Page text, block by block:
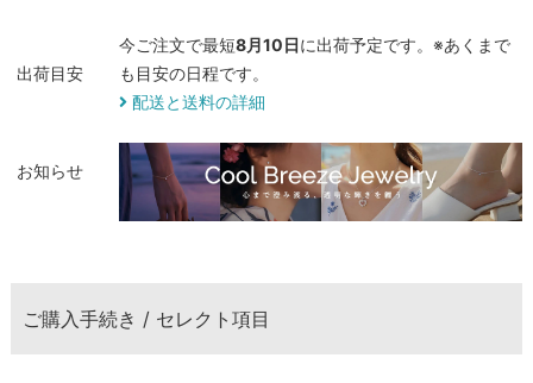
出荷目安
今ご注文で最短8月10日に出荷予定です。※あくまで
も目安の日程です。
配送と送料の詳細
お知らせ
ご購入手続き / セレクト項目